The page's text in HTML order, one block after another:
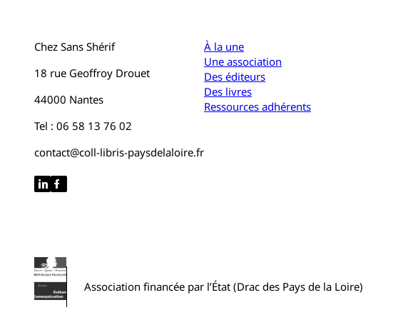
Chez Sans Shérif
18 rue Geoffroy Drouet
44000 Nantes
Tel : 06 58 13 76 02
contact@coll-libris-paysdelaloire.fr
À la une
Une association
Des éditeurs
Des livres
Ressources adhérents
Association financée par l’État (Drac des Pays de la Loire)